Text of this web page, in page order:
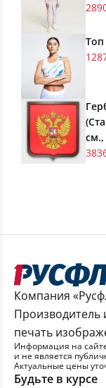
см.,
Компания
Производитель
печать
Информация на
и не является
Актуальные цены
Будьте в курсе